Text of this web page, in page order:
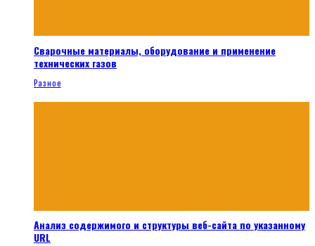
Сварочные материалы, оборудование и применение
технических газов
Разное
Анализ содержимого и структуры веб-сайта по указанному
URL